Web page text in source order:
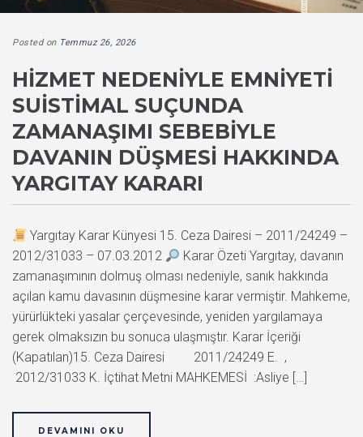
Posted on Temmuz 26, 2026
HIZMET NEDENIYLE EMNIYETI
SUISTIMAL SUÇUNDA
ZAMANAŞIMI SEBEBIYLE
DAVANIN DÜŞMESI HAKKINDA
YARGITAY KARARI
Yargıtay Karar Künyesi 15. Ceza Dairesi – 2011/24249 –
2012/31033 – 07.03.2012
Karar Özeti Yargıtay, davanın
zamanaşımının dolmuş olması nedeniyle, sanık hakkında
açılan kamu davasının düşmesine karar vermiştir. Mahkeme,
yürürlükteki yasalar çerçevesinde, yeniden yargılamaya
gerek olmaksızın bu sonuca ulaşmıştır. Karar İçeriği
(Kapatılan)15. Ceza Dairesi 2011/24249 E. ,
2012/31033 K. İçtihat Metni MAHKEMESİ :Asliye […]
DEVAMINI OKU